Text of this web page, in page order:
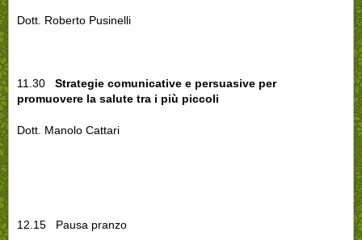
Dott. Roberto Pusinelli
11.30 Strategie comunicative e persuasive per
promuovere la salute tra i più piccoli
Dott. Manolo Cattari
12.15 Pausa pranzo